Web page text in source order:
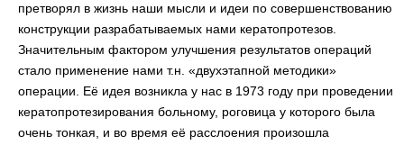
претворял в жизнь наши мысли и идеи по совершенствованию
конструкции разрабатываемых нами кератопротезов.
Значительным фактором улучшения результатов операций
стало применение нами т.н. «двухэтапной методики»
операции. Её идея возникла у нас в 1973 году при проведении
кератопротезирования больному, роговица у которого была
очень тонкая, и во время её расслоения произошла